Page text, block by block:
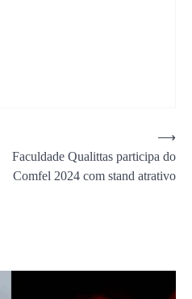
Faculdade Qualittas participa do
Comfel 2024 com stand atrativo
⟶